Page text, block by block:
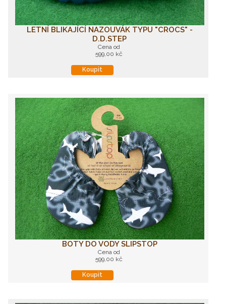
LETNÍ BLIKAJÍCÍ NAZOUVÁK TYPU "CROCS" -
D.D.STEP
Cena od
599,00 kč
Koupit
BOTY DO VODY SLIPSTOP
Cena od
599,00 kč
Koupit